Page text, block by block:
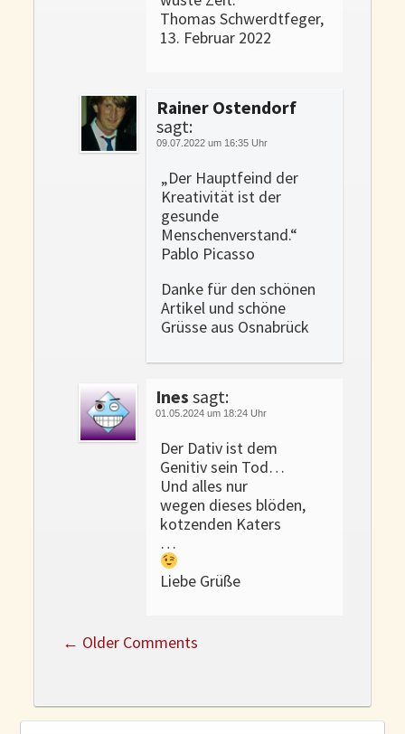
Thomas Schwerdtfeger,
13. Februar 2022
Rainer Ostendorf
sagt:
09.07.2022 um 16:35 Uhr
„Der Hauptfeind der
Kreativität ist der
gesunde
Menschenverstand.“
Pablo Picasso
Danke für den schönen
Artikel und schöne
Grüsse aus Osnabrück
Ines sagt:
01.05.2024 um 18:24 Uhr
Der Dativ ist dem
Genitiv sein Tod…
Und alles nur
wegen dieses blöden,
kotzenden Katers
…
Liebe Grüße
← Older Comments